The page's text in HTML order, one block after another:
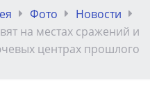
Фото
Новости
на местах сражений и
центрах прошлого